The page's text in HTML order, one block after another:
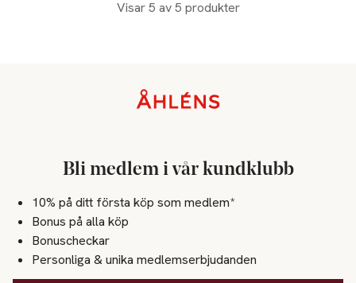
Visar 5 av 5 produkter
Bli medlem i vår kundklubb
10% på ditt första köp som medlem*
Bonus på alla köp
Bonuscheckar
Personliga & unika medlemserbjudanden